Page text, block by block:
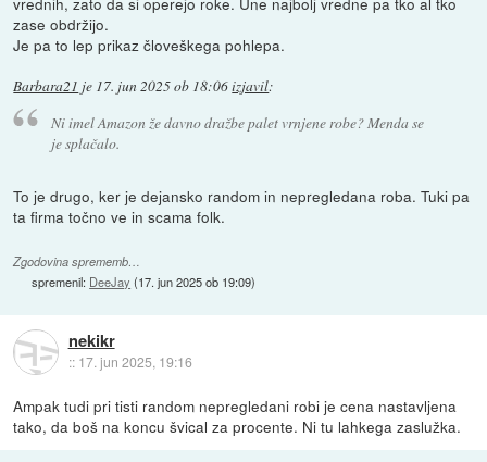
zase obdržijo.
Je pa to lep prikaz človeškega pohlepa.
Barbara21 je 17. jun 2025 ob 18:06izjavil:
Ni imel Amazon že davno dražbe palet vrnjene robe? Menda se
je splačalo.
To je drugo, ker je dejansko random in nepregledana roba. Tuki pa
ta firma točno ve in scama folk.
Zgodovina sprememb…
spremenil: DeeJay (17. jun 2025 ob 19:09)
nekikr
:: 17. jun 2025, 19:16
Ampak tudi pri tisti random nepregledani robi je cena nastavljena
tako, da boš na koncu švical za procente. Ni tu lahkega zaslužka.